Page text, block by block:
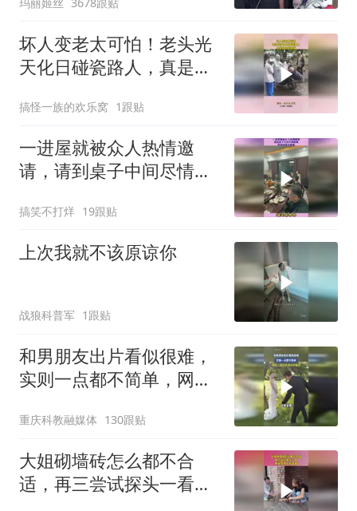
坏人变老太可怕！老头光
天化日碰瓷路人，真是社
搞怪一族的欢乐窝 1跟贴
一进屋就被众人热情邀
请，请到桌子中间尽情跳
搞笑不打烊 19跟贴
上次我就不该原谅你
战狼科普军 1跟贴
和男朋友出片看似很难，
实则一点都不简单，网
重庆科教融媒体 130跟贴
大姐砌墙砖怎么都不合
适，再三尝试探头一看，